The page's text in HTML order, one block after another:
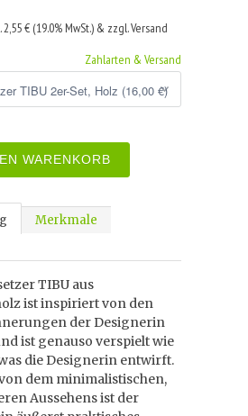
2,55 € (19.0% MwSt.) & zzgl. Versand
Zahlarten & Versand
WARENKORB
Merkmale
TIBU aus
ist inspiriert von den
der Designerin
ist genauso verspielt wie
die Designerin entwirft.
dem minimalistischen,
Aussehens ist der